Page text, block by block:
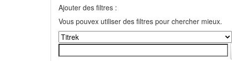
Ajouter des filtres :
Vous pouvex utiliser des filtres pour chercher mieux.